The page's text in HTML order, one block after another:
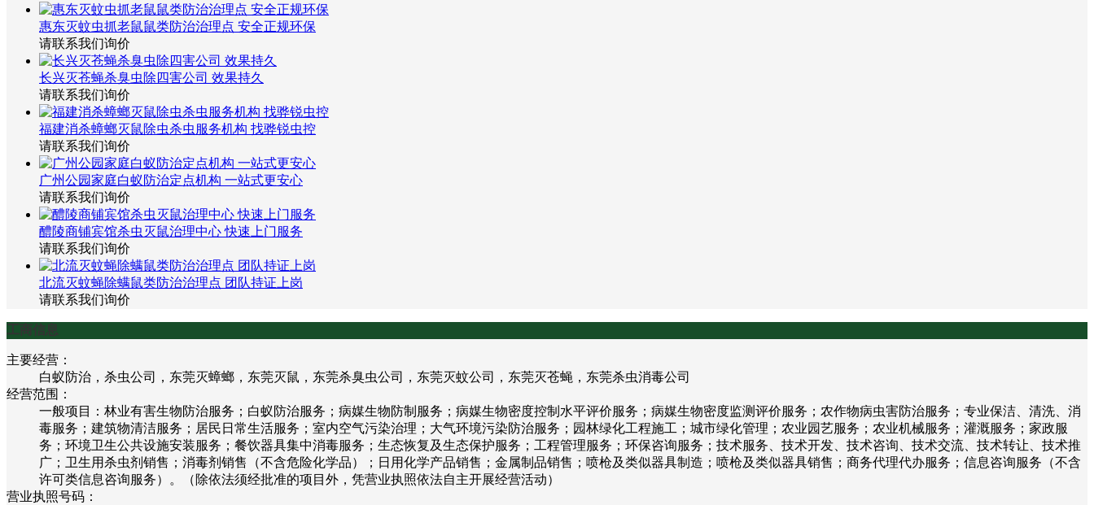
惠东灭蚊虫抓老鼠鼠类防治治理点 安全正规环保
请联系我们询价
长兴灭苍蝇杀臭虫除四害公司 效果持久
请联系我们询价
福建消杀蟑螂灭鼠除虫杀虫服务机构 找骅锐虫控
请联系我们询价
广州公园家庭白蚁防治定点机构 一站式更安心
请联系我们询价
醴陵商铺宾馆杀虫灭鼠治理中心 快速上门服务
请联系我们询价
北流灭蚊蝇除螨鼠类防治治理点 团队持证上岗
请联系我们询价
工商信息
主要经营：
白蚁防治，杀虫公司，东莞灭蟑螂，东莞灭鼠，东莞杀臭虫公司，东莞灭蚊公司，东莞灭苍蝇，东莞杀虫消毒公司
经营范围：
一般项目：林业有害生物防治服务；白蚁防治服务；病媒生物防制服务；病媒生物密度控制水平评价服务；病媒生物密度监测评价服务；农作物病虫害防治服务；专业保洁、清洗、消
毒服务；建筑物清洁服务；居民日常生活服务；室内空气污染治理；大气环境污染防治服务；园林绿化工程施工；城市绿化管理；农业园艺服务；农业机械服务；灌溉服务；家政服
务；环境卫生公共设施安装服务；餐饮器具集中消毒服务；生态恢复及生态保护服务；工程管理服务；环保咨询服务；技术服务、技术开发、技术咨询、技术交流、技术转让、技术推
广；卫生用杀虫剂销售；消毒剂销售（不含危险化学品）；日用化学产品销售；金属制品销售；喷枪及类似器具制造；喷枪及类似器具销售；商务代理代办服务；信息咨询服务（不含
许可类信息咨询服务）。（除依法须经批准的项目外，凭营业执照依法自主开展经营活动）
营业执照号码：